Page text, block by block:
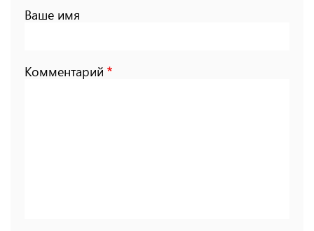
Ваше имя
Комментарий